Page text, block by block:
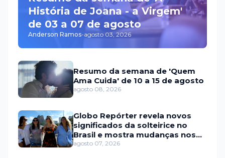
História de Joana - a Virgem'
de 03 a 07 de agosto
Anderson Ramos-agosto 03, 2026
Resumo da semana de 'Quem
Ama Cuida' de 10 a 15 de agosto
agosto 08, 2026
Globo Repórter revela novos
significados da solteirice no
Brasil e mostra mudanças nos
relacionamentos
agosto 07, 2026